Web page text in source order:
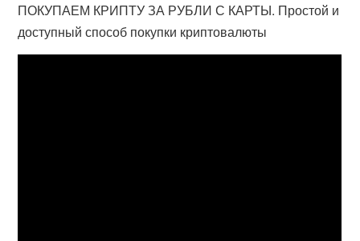
ПОКУПАЕМ КРИПТУ ЗА РУБЛИ С КАРТЫ. Простой и
доступный способ покупки криптовалюты